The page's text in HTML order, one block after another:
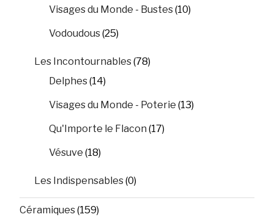
Visages du Monde - Bustes(10)
Vodoudous(25)
Les Incontournables(78)
Delphes(14)
Visages du Monde - Poterie (13)
Qu'Importe le Flacon (17)
Vésuve (18)
Les Indispensables(0)
Céramiques(159)